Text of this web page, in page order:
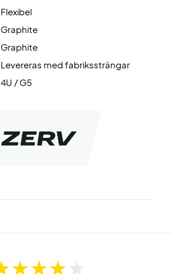
Flexibel
Graphite
Graphite
Levereras med fabrikssträngar
4U / G5